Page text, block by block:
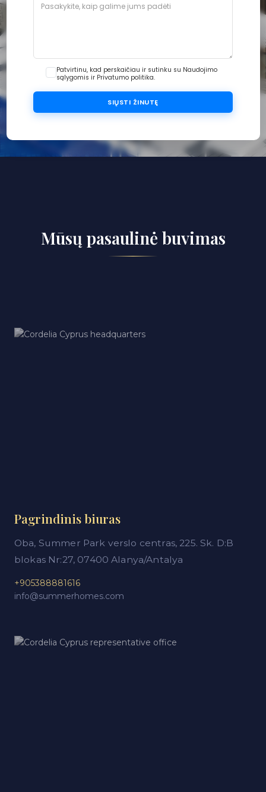
Patvirtinu, kad perskaičiau ir sutinku su Naudojimo
sąlygomis ir Privatumo politika.
SIŲSTI ŽINUTĘ
Mūsų pasaulinė buvimas
Pagrindinis biuras
Oba, Summer Park verslo centras, 225. Sk. D:B
blokas Nr:27, 07400 Alanya/Antalya
+905388881616
info@summerhomes.com